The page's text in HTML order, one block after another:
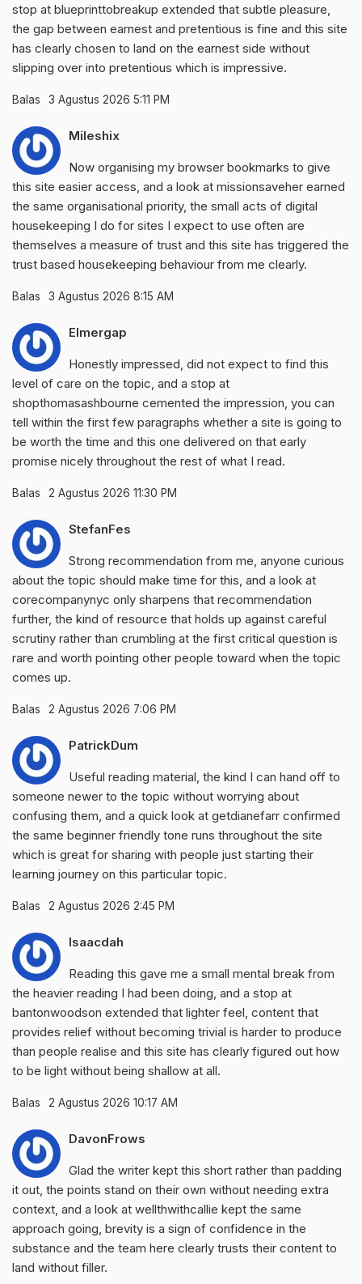
stop at blueprinttobreakup extended that subtle pleasure,
the gap between earnest and pretentious is fine and this site
has clearly chosen to land on the earnest side without
slipping over into pretentious which is impressive.
Balas 3 Agustus 2026 5:11 PM
Mileshix
Now organising my browser bookmarks to give
this site easier access, and a look at missionsaveher earned
the same organisational priority, the small acts of digital
housekeeping I do for sites I expect to use often are
themselves a measure of trust and this site has triggered the
trust based housekeeping behaviour from me clearly.
Balas 3 Agustus 2026 8:15 AM
Elmergap
Honestly impressed, did not expect to find this
level of care on the topic, and a stop at
shopthomasashbourne cemented the impression, you can
tell within the first few paragraphs whether a site is going to
be worth the time and this one delivered on that early
promise nicely throughout the rest of what I read.
Balas 2 Agustus 2026 11:30 PM
StefanFes
Strong recommendation from me, anyone curious
about the topic should make time for this, and a look at
corecompanynyc only sharpens that recommendation
further, the kind of resource that holds up against careful
scrutiny rather than crumbling at the first critical question is
rare and worth pointing other people toward when the topic
comes up.
Balas 2 Agustus 2026 7:06 PM
PatrickDum
Useful reading material, the kind I can hand off to
someone newer to the topic without worrying about
confusing them, and a quick look at getdianefarr confirmed
the same beginner friendly tone runs throughout the site
which is great for sharing with people just starting their
learning journey on this particular topic.
Balas 2 Agustus 2026 2:45 PM
Isaacdah
Reading this gave me a small mental break from
the heavier reading I had been doing, and a stop at
bantonwoodson extended that lighter feel, content that
provides relief without becoming trivial is harder to produce
than people realise and this site has clearly figured out how
to be light without being shallow at all.
Balas 2 Agustus 2026 10:17 AM
DavonFrows
Glad the writer kept this short rather than padding
it out, the points stand on their own without needing extra
context, and a look at wellthwithcallie kept the same
approach going, brevity is a sign of confidence in the
substance and the team here clearly trusts their content to
land without filler.